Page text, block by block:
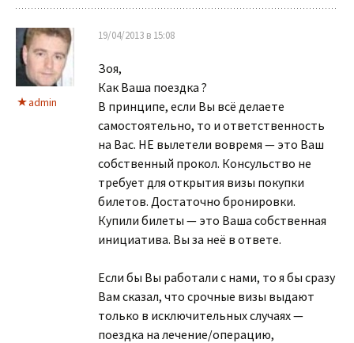
admin
19/04/2013 в 15:08
Зоя,
Как Ваша поездка ?
В принципе, если Вы всё делаете
самостоятельно, то и ответственность
на Вас. НЕ вылетели вовремя — это Ваш
собственный прокол. Консульство не
требует для открытия визы покупки
билетов. Достаточно бронировки.
Купили билеты — это Ваша собственная
инициатива. Вы за неё в ответе.
Если бы Вы работали с нами, то я бы сразу
Вам сказал, что срочные визы выдают
только в исключительных случаях —
поездка на лечение/операцию,